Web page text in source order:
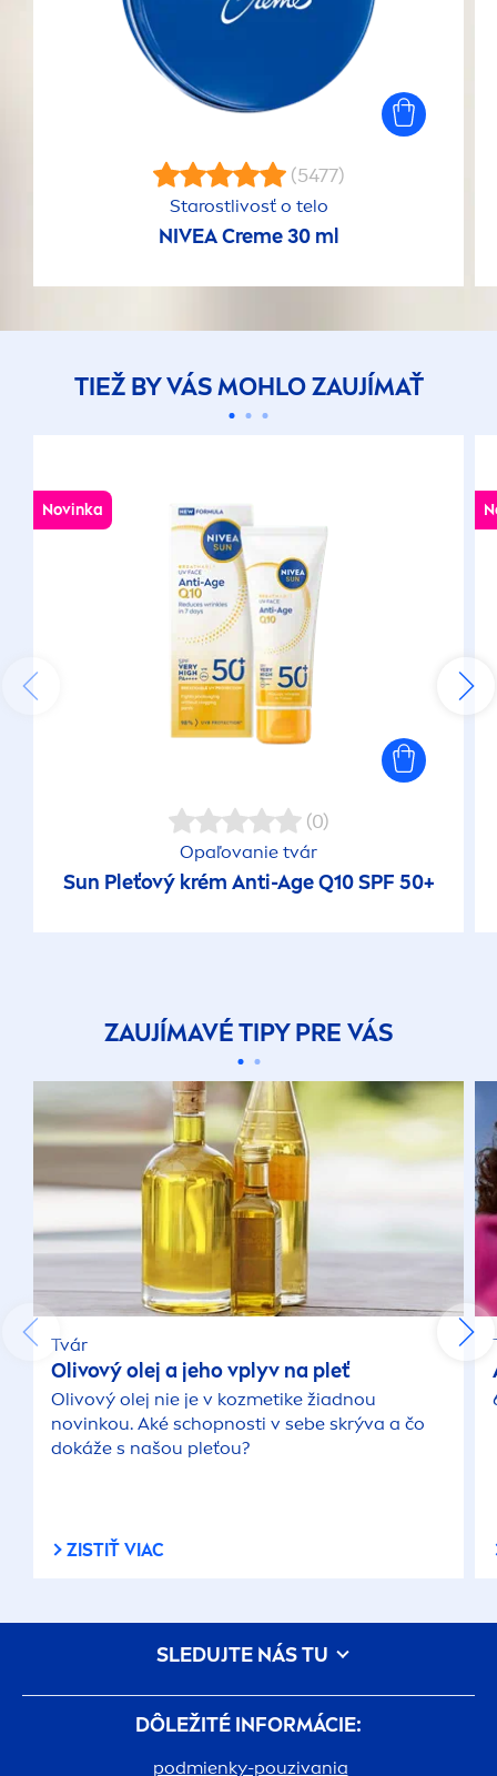
(5477)
Starostlivosť o telo
NIVEA Creme30 ml
TIEŽ BY VÁS MOHLO ZAUJÍMAŤ
Novinka
(0)
Opaľovanie tvár
Sun Pleťový krém Anti-Age Q10 SPF 50+
ZAUJÍMAVÉ TIPY PRE VÁS
Tvár
Olivový olej a jeho vplyv na pleť
Olivový olej nie je v kozmetike žiadnou
novinkou. Aké schopnosti v sebe skrýva a čo
dokáže s našou pleťou?
ZISTIŤ VIAC
DÔLEŽITÉ INFORMÁCIE:
podmienky-pouzivania
SLEDUJTE NÁS TU